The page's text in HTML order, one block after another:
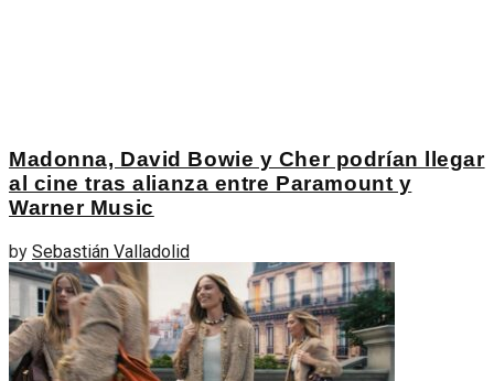
Madonna, David Bowie y Cher podrían llegar
al cine tras alianza entre Paramount y
Warner Music
by Sebastián Valladolid